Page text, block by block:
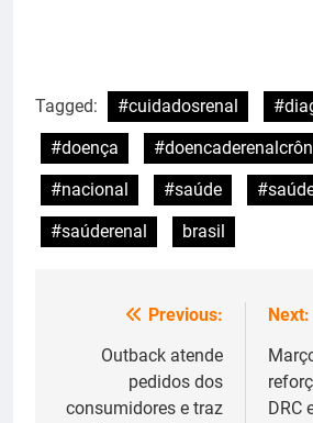
Tagged: #cuidadosrenal
#doença
#nacional
#saúde
#saúderenal
brasil
Navegação
Post
Previous:
Outback atende
pedidos dos
consumidores e traz
Next:
DRC